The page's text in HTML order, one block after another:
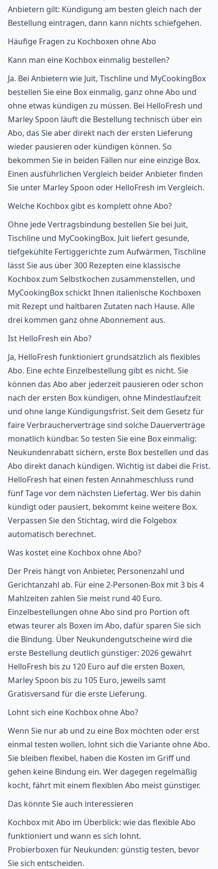
Anbietern gilt: Kündigung am besten gleich nach der
Bestellung eintragen, dann kann nichts schiefgehen.
Häufige Fragen zu Kochboxen ohne Abo
Kann man eine Kochbox einmalig bestellen?
Ja. Bei Anbietern wie Juit, Tischline und MyCookingBox
bestellen Sie eine Box einmalig, ganz ohne Abo und
ohne etwas kündigen zu müssen. Bei HelloFresh und
Marley Spoon läuft die Bestellung technisch über ein
Abo, das Sie aber direkt nach der ersten Lieferung
wieder pausieren oder kündigen können. So
bekommen Sie in beiden Fällen nur eine einzige Box.
Einen ausführlichen Vergleich beider Anbieter finden
Sie unter Marley Spoon oder HelloFresh im Vergleich.
Welche Kochbox gibt es komplett ohne Abo?
Ohne jede Vertragsbindung bestellen Sie bei Juit,
Tischline und MyCookingBox. Juit liefert gesunde,
tiefgekühlte Fertiggerichte zum Aufwärmen, Tischline
lässt Sie aus über 300 Rezepten eine klassische
Kochbox zum Selbstkochen zusammenstellen, und
MyCookingBox schickt Ihnen italienische Kochboxen
mit Rezept und haltbaren Zutaten nach Hause. Alle
drei kommen ganz ohne Abonnement aus.
Ist HelloFresh ein Abo?
Ja, HelloFresh funktioniert grundsätzlich als flexibles
Abo. Eine echte Einzelbestellung gibt es nicht. Sie
können das Abo aber jederzeit pausieren oder schon
nach der ersten Box kündigen, ohne Mindestlaufzeit
und ohne lange Kündigungsfrist. Seit dem Gesetz für
faire Verbraucherverträgesind solche Dauerverträge
monatlich kündbar. So testen Sie eine Box einmalig:
Neukundenrabatt sichern, erste Box bestellen und das
Abo direkt danach kündigen. Wichtig ist dabei die Frist.
HelloFresh hat einen festen Annahmeschluss rund
fünf Tage vor dem nächsten Liefertag. Wer bis dahin
kündigt oder pausiert, bekommt keine weitere Box.
Verpassen Sie den Stichtag, wird die Folgebox
automatisch berechnet.
Was kostet eine Kochbox ohne Abo?
Der Preis hängt von Anbieter, Personenzahl und
Gerichtanzahl ab. Für eine 2-Personen-Box mit 3 bis 4
Mahlzeiten zahlen Sie meist rund 40 Euro.
Einzelbestellungen ohne Abo sind pro Portion oft
etwas teurer als Boxen im Abo, dafür sparen Sie sich
die Bindung. Über Neukundengutscheine wird die
erste Bestellung deutlich günstiger: 2026 gewährt
HelloFresh bis zu 120 Euro auf die ersten Boxen,
Marley Spoon bis zu 105 Euro, jeweils samt
Gratisversand für die erste Lieferung.
Lohnt sich eine Kochbox ohne Abo?
Wenn Sie nur ab und zu eine Box möchten oder erst
einmal testen wollen, lohnt sich die Variante ohne Abo.
Sie bleiben flexibel, haben die Kosten im Griff und
gehen keine Bindung ein. Wer dagegen regelmäßig
kocht, fährt mit einem flexiblen Abo meist günstiger.
Das könnte Sie auch interessieren
Kochbox mit Abo im Überblick: wie das flexible Abo
funktioniert und wann es sich lohnt.
Probierboxen für Neukunden: günstig testen, bevor
Sie sich entscheiden.